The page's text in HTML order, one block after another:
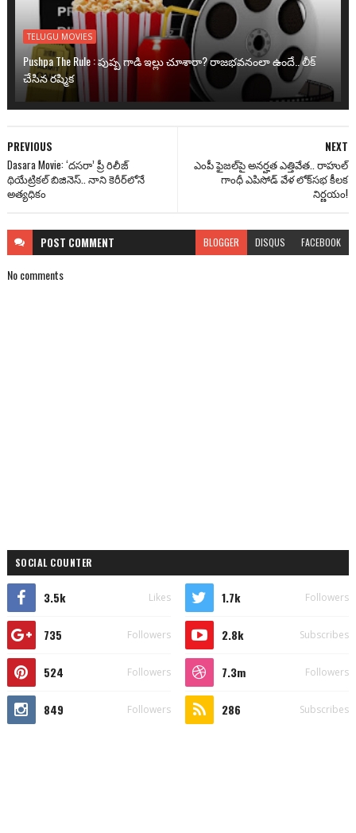
TELUGU MOVIES
Pushpa The Rule : పుష్ప గాడి ఇల్లు చూశారా? రాజభవనంలా ఉందే.. లీక్
చేసిన రష్మిక
NEXT
ఎంపీ ఫైజల్‌పై అనర్హత ఎత్తివేత.. రాహుల్
గాంధీ ఎపిసోడ్ వేళ లోక్‌సభ కీలక
నిర్ణయం!
PREVIOUS
Dasara Movie: ‘దసరా’ ప్రీ రిలీజ్
థియేట్రికల్ బిజినెస్.. నాని కెరీర్‌లోనే
అత్యధికం
POST COMMENT BLOGGER DISQUS FACEBOOK
No comments
SOCIAL COUNTER
3.5k Likes 1.7k Followers
735 Followers 2.8k Subscribes
524 Followers 7.3m Followers
849 Followers 286 Subscribes